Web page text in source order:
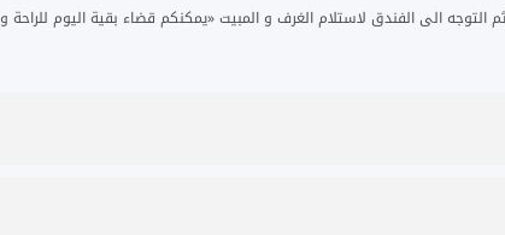
الى الفندق لاستلام الغرف و المبيت «يمكنكم قضاء بقية اليوم للراحة و